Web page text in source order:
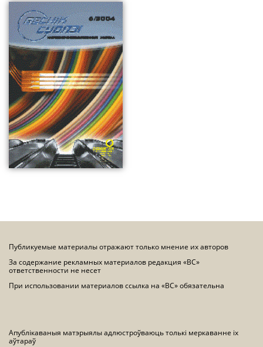
Публикуемые материалы отражают только мнение их авторов
За содержание рекламных материалов редакция «ВС»
ответственности не несет
При использовании материалов ссылка на «ВС» обязательна
Апублікаваныя матэрыялы адлюстроўваюць толькі меркаванне іх
аўтараў